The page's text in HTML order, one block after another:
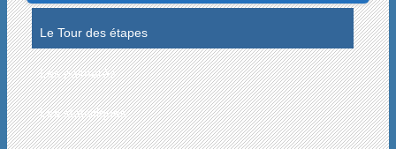
Le Tour des étapes
Les palmarès
Les statistiques